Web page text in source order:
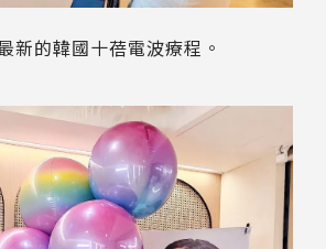
新的韓國十蓓電波療程。